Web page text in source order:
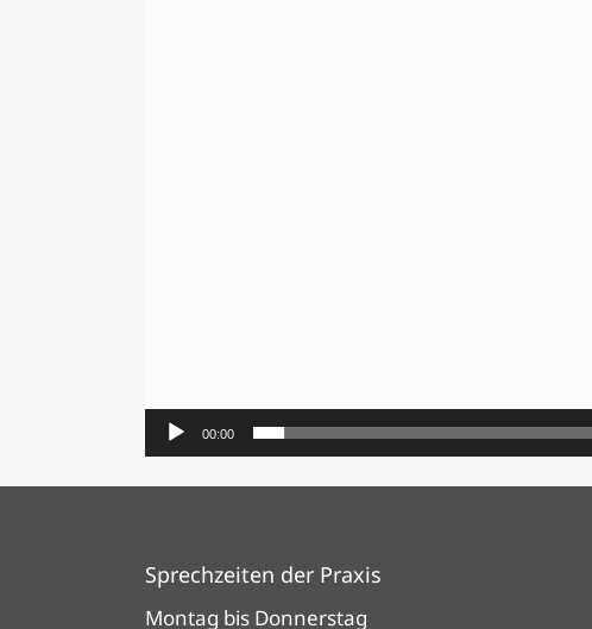
00:00
Sprechzeiten der Praxis
Montag bis Donnerstag